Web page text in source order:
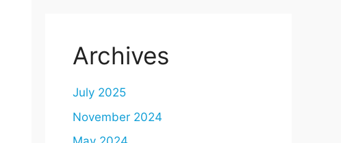
Archives
July 2025
November 2024